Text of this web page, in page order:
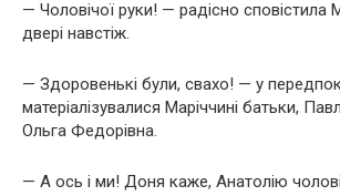
— Чоловічої руки! — радісно сповістила
двері навстіж.
— Здоровенькі були, свахо! — у
матеріалізувалися Маріччині батьки,
Ольга Федорівна.
— А ось і ми! Доня каже, Анатолію